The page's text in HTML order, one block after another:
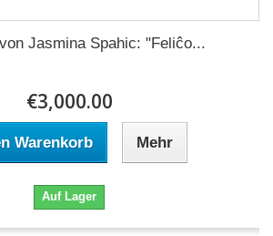
Jasmina Spahic: "Feliĉo...
€3,000.00
Warenkorb Mehr
Auf Lager